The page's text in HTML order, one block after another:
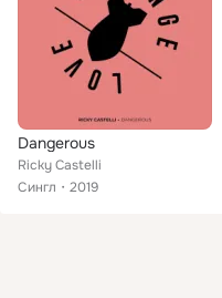
Dangerous
Ricky Castelli
Сингл
2019